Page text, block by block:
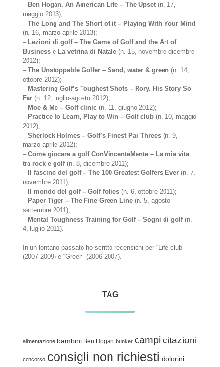
– Ben Hogan. An American Life – The Upset (n. 17,
maggio 2013);
–The Long and The Short of it – Playing With Your Mind
(n. 16, marzo-aprile 2013);
– Lezioni di golf – The Game of Golf and the Art of
Business e La vetrina di Natale (n. 15, novembre-dicembre
2012);
–The Unstoppable Golfer – Sand, water & green (n. 14,
ottobre 2012);
– Mastering Golf’s Toughest Shots – Rory. His Story So
Far (n. 12, luglio-agosto 2012);
– Moe & Me – Golf clinic (n. 11, giugno 2012);
– Practice to Learn, Play to Win – Golf club (n. 10, maggio
2012);
–Sherlock Holmes – Golf’s Finest Par Threes (n. 9,
marzo-aprile 2012);
–Come giocare a golf ConVincenteMente – La mia vita
tra rock e golf(n. 8, dicembre 2011);
–
Il fascino del golf – The 100 Greatest Golfers Ever (n. 7,
novembre 2011);
–
Il mondo del golf – Golf folies (n. 6, ottobre 2011);
– Paper Tiger – The Fine Green Line (n. 5, agosto-
settembre 2011);
– Mental Toughness Training for Golf – Sogni di golf(n.
4, luglio 2011).
In un lontano passato ho scritto recensioni per “Life club”
(2007-2009) e “Green” (2006-2007).
TAG
alimentazione bambini Ben Hogan bunker campi citazioni
concorso consigli non richiesti dolorini